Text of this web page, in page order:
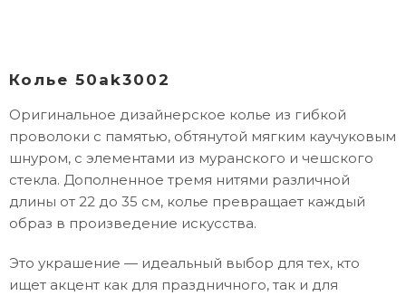
Колье 50ak3002
Оригинальное дизайнерское колье из гибкой
проволоки с памятью, обтянутой мягким каучуковым
шнуром, с элементами из муранского и чешского
стекла. Дополненное тремя нитями различной
длины от 22 до 35 см, колье превращает каждый
образ в произведение искусства.
Это украшение — идеальный выбор для тех, кто
ищет акцент как для праздничного, так и для